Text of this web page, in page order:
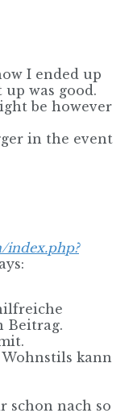
I ended up
was good.
be however
in the event
index.php?
Beitrag.
Wohnstils kann
schon nach so